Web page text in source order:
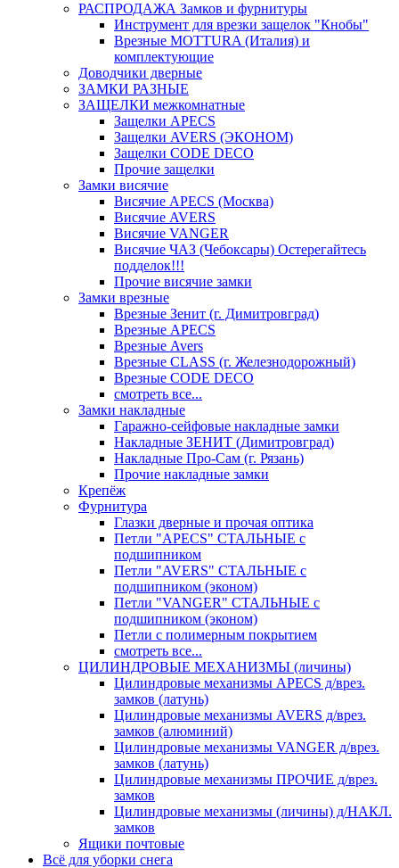
РАСПРОДАЖА Замков и фурнитуры
Инструмент для врезки защелок "Кнобы"
Врезные MOTTURA (Италия) и
комплектующие
Доводчики дверные
ЗАМКИ РАЗНЫЕ
ЗАЩЕЛКИ межкомнатные
Защелки APECS
Защелки AVERS (ЭКОНОМ)
Защелки CODE DECO
Прочие защелки
Замки висячие
Висячие APECS (Москва)
Висячие AVERS
Висячие VANGER
Висячие ЧАЗ (Чебоксары) Остерегайтесь
подделок!!!
Прочие висячие замки
Замки врезные
Врезные Зенит (г. Димитровград)
Врезные APECS
Врезные Avers
Врезные CLASS (г. Железнодорожный)
Врезные CODE DECO
смотреть все...
Замки накладные
Гаражно-сейфовые накладные замки
Накладные ЗЕНИТ (Димитровград)
Накладные Про-Сам (г. Рязань)
Прочие накладные замки
Крепёж
Фурнитура
Глазки дверные и прочая оптика
Петли "APECS" СТАЛЬНЫЕ с
подшипником
Петли "AVERS" СТАЛЬНЫЕ с
подшипником (эконом)
Петли "VANGER" СТАЛЬНЫЕ с
подшипником (эконом)
Петли с полимерным покрытием
смотреть все...
ЦИЛИНДРОВЫЕ МЕХАНИЗМЫ (личины)
Цилиндровые механизмы APECS д/врез.
замков (латунь)
Цилиндровые механизмы AVERS д/врез.
замков (алюминий)
Цилиндровые механизмы VANGER д/врез.
замков (латунь)
Цилиндровые механизмы ПРОЧИЕ д/врез.
замков
Цилиндровые механизмы (личины) д/НАКЛ.
замков
Ящики почтовые
Всё для уборки снега